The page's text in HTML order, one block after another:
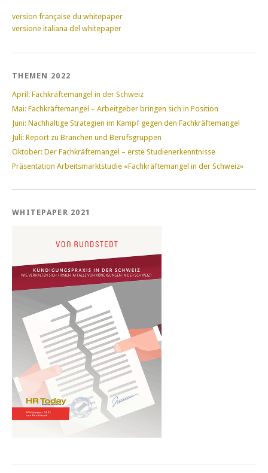
version française du whitepaper
versione italiana del whitepaper
THEMEN 2022
April: Fachkräftemangel in der Schweiz
Mai: Fachkräftemangel – Arbeitgeber bringen sich in Position
Juni: Nachhaltige Strategien im Kampf gegen den Fachkräftemangel
Juli: Report zu Branchen und Berufsgruppen
Oktober: Der Fachkräftemangel – erste Studienerkenntnisse
Präsentation Arbeitsmarktstudie «Fachkräftemangel in der Schweiz»
WHITEPAPER 2021